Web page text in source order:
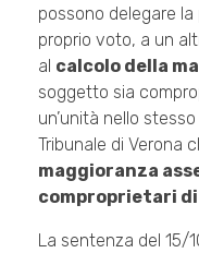
possono delegare la
proprio voto, a un
al calcolo della
soggetto sia
un’unità nello
Tribunale di Verona
maggioranza
comproprietari
La sentenza del 15/